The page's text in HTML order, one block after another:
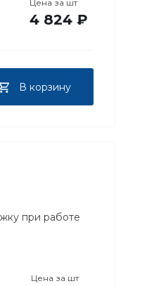
Цена за шт
4 824 ₽
В корзину
при работе
Цена за шт